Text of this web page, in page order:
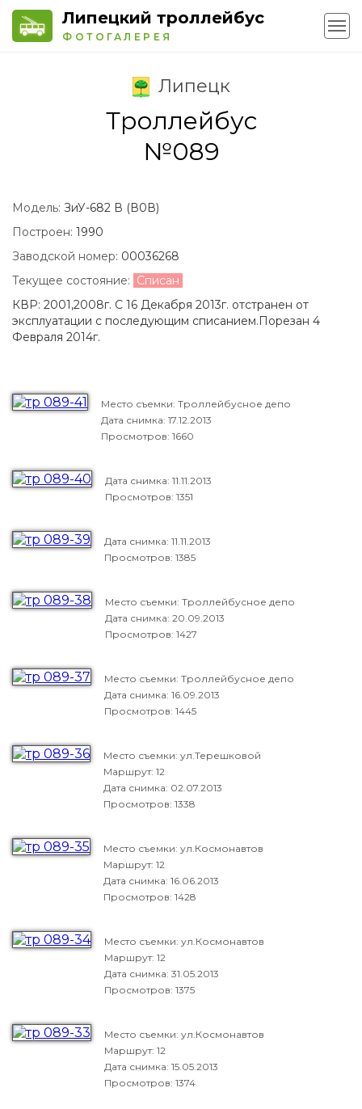
Липецкий троллейбус
ФОТОГАЛЕРЕЯ
Липецк
Троллейбус
№089
Модель: ЗиУ-682 В (В0В)
Построен: 1990
Заводской номер: 00036268
Текущее состояние: Списан
КВР: 2001,2008г. С 16 Декабря 2013г. отстранен от
эксплуатации с последующим списанием.Порезан 4
Февраля 2014г.
Место съемки: Троллейбусное депо
Дата снимка: 17.12.2013
Просмотров: 1660
Дата снимка: 11.11.2013
Просмотров: 1351
Дата снимка: 11.11.2013
Просмотров: 1385
Место съемки: Троллейбусное депо
Дата снимка: 20.09.2013
Просмотров: 1427
Место съемки: Троллейбусное депо
Дата снимка: 16.09.2013
Просмотров: 1445
Место съемки: ул.Терешковой
Маршрут: 12
Дата снимка: 02.07.2013
Просмотров: 1338
Место съемки: ул.Космонавтов
Маршрут: 12
Дата снимка: 16.06.2013
Просмотров: 1428
Место съемки: ул.Космонавтов
Маршрут: 12
Дата снимка: 31.05.2013
Просмотров: 1375
Место съемки: ул.Космонавтов
Маршрут: 12
Дата снимка: 15.05.2013
Просмотров: 1374